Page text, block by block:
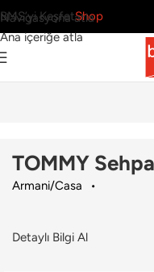
Navigasyona atla
Ana içeriğe atla
BMS’yi KeşfetShop
TOMMY Sehpa
Armani/Casa
Detaylı Bilgi Al